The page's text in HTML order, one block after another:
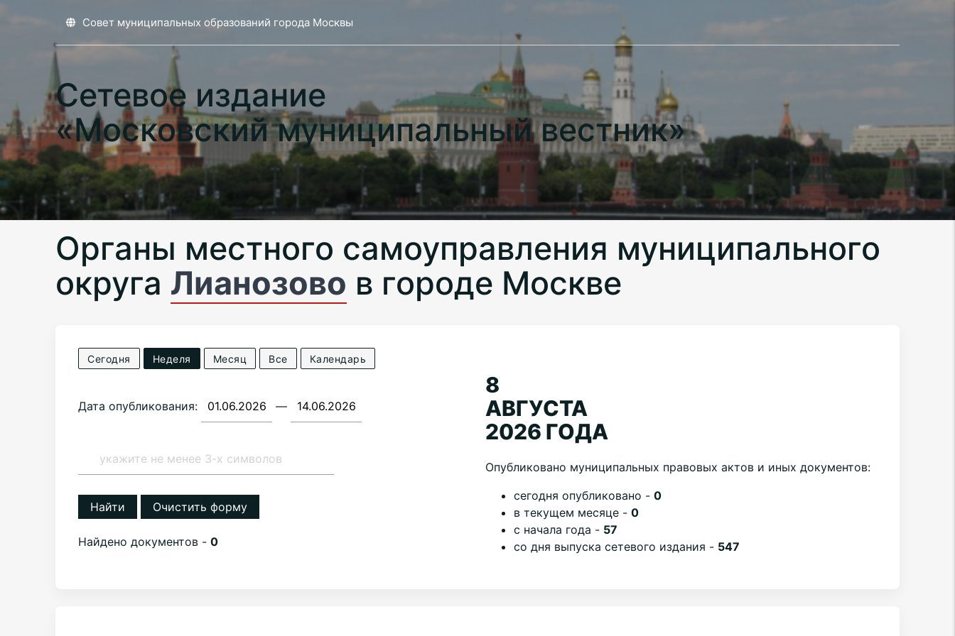
Совет муниципальных образований города Москвы
Сетевое издание
«Московский муниципальный вестник»
Органы местного самоуправления муниципального
округа Лианозово в городе Москве
Сегодня Неделя Месяц Все Календарь
Дата опубликования: —
Найти Очистить форму
Найдено документов -0
8
АВГУСТА
2026 ГОДА
Опубликовано муниципальных правовых актов и иных документов:
cегодня опубликовано -0
в текущем месяце -0
с начала года - 57
со дня выпуска сетевого издания - 547